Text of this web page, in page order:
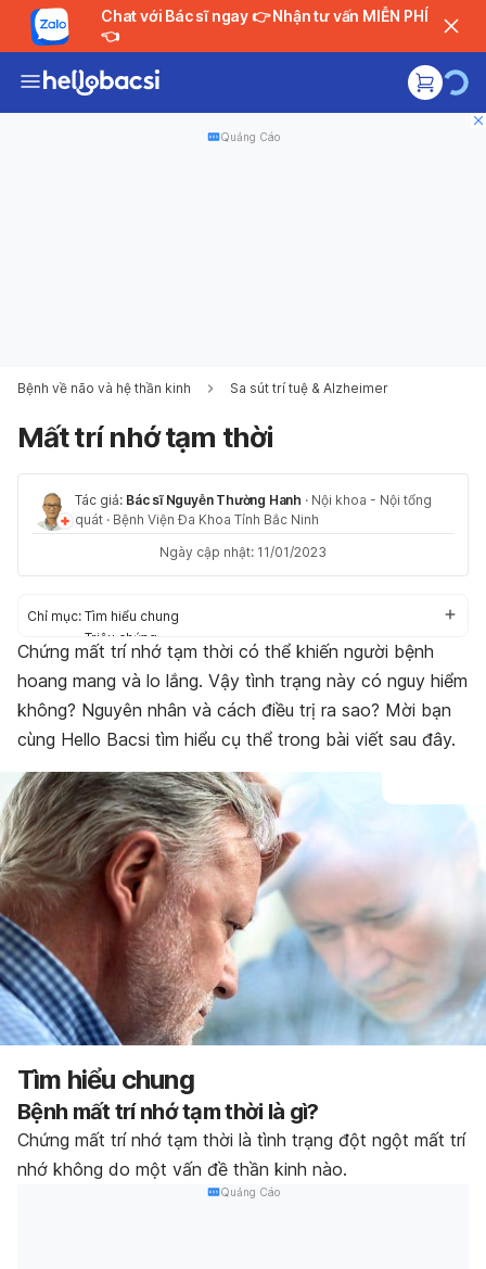
Chat với Bác sĩ ngay 👉 Nhận tư vấn MIỄN PHÍ
👈
Quảng Cáo
Bệnh về não và hệ thần kinh Sa sút trí tuệ & Alzheimer
Mất trí nhớ tạm thời
Tác giả: Bác sĩ Nguyễn Thường Hanh · Nội khoa - Nội tổng
quát · Bệnh Viện Đa Khoa Tỉnh Bắc Ninh
Ngày cập nhật: 11/01/2023
Chỉ mục: Tìm hiểu chung
Triệu chứng
Nguyên nhân
Chẩn đoán và điều trị
Phòng ngừa
Chứng mất trí nhớ tạm thời có thể khiến người bệnh
hoang mang và lo lắng. Vậy tình trạng này có nguy hiểm
không? Nguyên nhân và cách điều trị ra sao? Mời bạn
cùng Hello Bacsi tìm hiểu cụ thể trong bài viết sau đây.
Tìm hiểu chung
Bệnh mất trí nhớ tạm thời là gì?
Chứng mất trí nhớ tạm thời là tình trạng đột ngột mất trí
nhớ không do một vấn đề thần kinh nào.
Quảng Cáo